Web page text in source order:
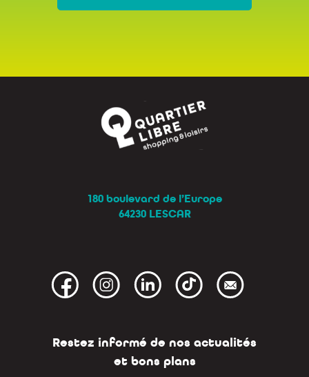
180 boulevard de l’Europe
64230 LESCAR
Restez informé de nos actualités
et bons plans